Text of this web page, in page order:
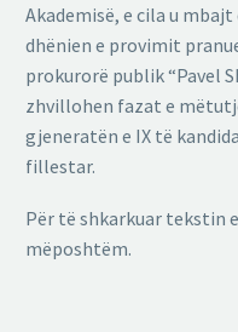
Akademisë, e cila u
dhënien e provimit
prokurorë publik “Pavel
zhvillohen fazat e
gjeneratën e IX të
fillestar.
Për të shkarkuar tekstin
mëposhtëm.